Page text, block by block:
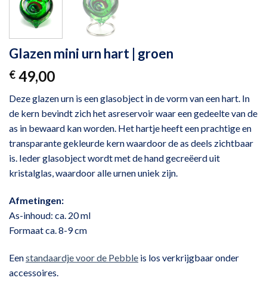
Glazen mini urn hart | groen
€ 49,00
Deze glazen urn is een glasobject in de vorm van een hart. In
de kern bevindt zich het asreservoir waar een gedeelte van de
as in bewaard kan worden. Het hartje heeft een prachtige en
transparante gekleurde kern waardoor de as deels zichtbaar
is. Ieder glasobject wordt met de hand gecreëerd uit
kristalglas, waardoor alle urnen uniek zijn.
Afmetingen:
As-inhoud: ca. 20 ml
Formaat ca. 8-9 cm
Eenstandaardje voor de Pebble is los verkrijgbaar onder
accessoires.